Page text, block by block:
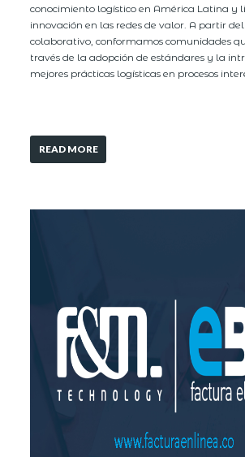
conocimiento logístico en América Latina y
innovación en las redes de valor. A partir
colaborativo, conformamos comunidades
través de la adopción de estándares y la
mejores prácticas logísticas en procesos
READ MORE